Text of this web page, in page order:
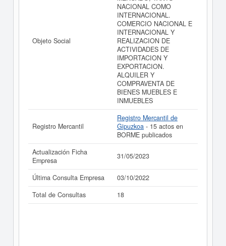
realizado el 31/05/2023.
Objeto Social
NACIONAL COMO
INTERNACIONAL.
COMERCIO NACIONAL E
INTERNACIONAL Y
REALIZACION DE
ACTIVIDADES DE
IMPORTACION Y
EXPORTACION.
ALQUILER Y
COMPRAVENTA DE
BIENES MUEBLES E
INMUEBLES
Registro Mercantil
Registro Mercantil de
Gipuzkoa - 15 actos en
BORME publicados
Actualización Ficha
Empresa
31/05/2023
Última Consulta Empresa
03/10/2022
Total de Consultas
18